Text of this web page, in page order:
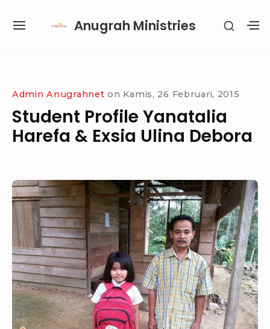
Anugrah Ministries
SITE
SHOW
Admin Anugrahnet on Kamis, 26 Februari, 2015
Student Profile Yanatalia
Harefa & Exsia Ulina Debora